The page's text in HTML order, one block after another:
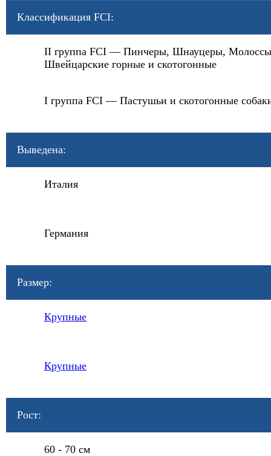
Классификация FCI:
II группа FCI — Пинчеры, Шнауцеры,
Швейцарские горные и скотогонные
I группа FCI — Пастушьи и скотогонные
Выведена:
Италия
Германия
Размер:
Крупные
Крупные
Рост:
60 - 70 см